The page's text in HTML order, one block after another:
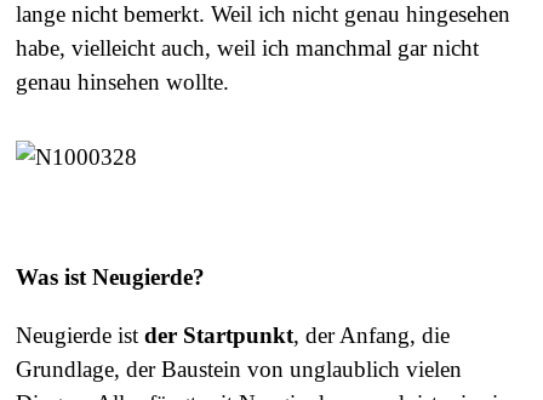
lange nicht bemerkt. Weil ich nicht genau hingesehen
habe, vielleicht auch, weil ich manchmal gar nicht
genau hinsehen wollte.
Was ist Neugierde?
Neugierde istder Startpunkt, der Anfang, die
Grundlage, der Baustein von unglaublich vielen